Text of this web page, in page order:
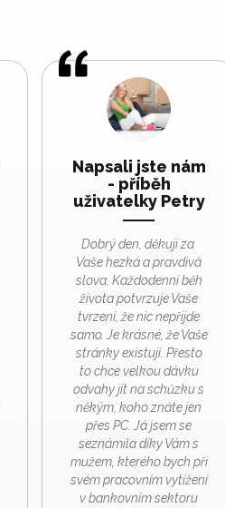
Napsali jste nám
- příběh
uživatelky Petry
Dobrý den, děkuji za
Vaše hezká a pravdivá
slova. Každodenní běh
života potvrzuje Vaše
tvrzení, že nic nepřijde
samo. Je krásné, že Vaše
stránky existují. Přesto
to chce velkou dávku
odvahy jít na schůzku s
někým, koho znáte jen
přes PC. Já jsem se
seznámila díky Vám s
mužem, kterého bych při
svém pracovním vytížení
v bankovním sektoru